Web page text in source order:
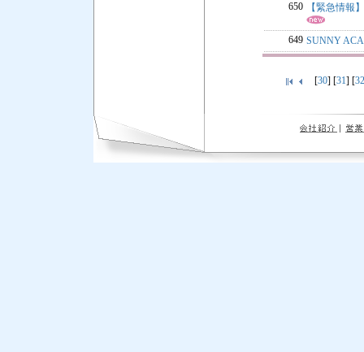
650 【緊急情報
649 SUNNY
[30] [31] [32